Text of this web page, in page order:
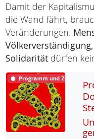
Damit der
die Wand fährt,
Veränderungen.
Völkerverständigung,
Solidarität dürfen
Programm und Ziele